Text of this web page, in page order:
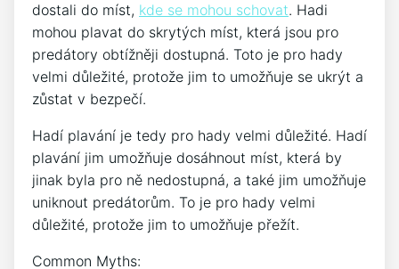
dostali do míst, kde se mohou schovat. Hadi
mohou plavat do skrytých míst, která jsou pro
predátory obtížněji dostupná. Toto je pro hady
velmi důležité, protože jim to umožňuje se ukrýt a
zůstat v bezpečí.
Hadí plavání je tedy pro hady velmi důležité. Hadí
plavání jim umožňuje dosáhnout míst, která by
jinak byla pro ně nedostupná, a také jim umožňuje
uniknout predátorům. To je pro hady velmi
důležité, protože jim to umožňuje přežít.
Common Myths: